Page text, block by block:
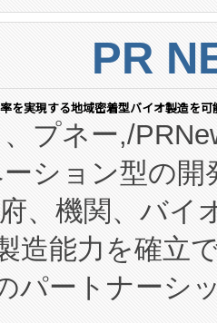
PR
を実現する地域密着型バイオ製造を
プネー,/
ション型の
、機関、バイ
造能力を確立
パートナーシ